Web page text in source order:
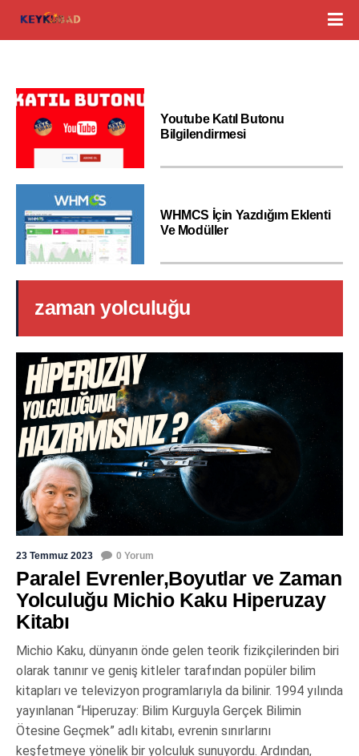
Youtube Katıl Butonu
Bilgilendirmesi
WHMCS İçin Yazdığım Eklenti
Ve Modüller
zaman yolculuğu
23 Temmuz 2023 0 Yorum
Paralel Evrenler,Boyutlar ve Zaman
Yolculuğu Michio Kaku Hiperuzay
Kitabı
Michio Kaku, dünyanın önde gelen teorik fizikçilerinden biri
olarak tanınır ve geniş kitleler tarafından popüler bilim
kitapları ve televizyon programlarıyla da bilinir. 1994 yılında
yayınlanan “Hiperuzay: Bilim Kurguyla Gerçek Bilimin
Ötesine Geçmek” adlı kitabı, evrenin sınırlarını
keşfetmeye yönelik bir yolculuk sunuyordu. Ardından,